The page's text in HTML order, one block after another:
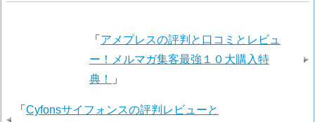
「 アメプレスの評判と口コミとレビュ
ー！メルマガ集客最強１０大購入特
典！
」
「 Cyfonsサイフォンスの評判レビューと